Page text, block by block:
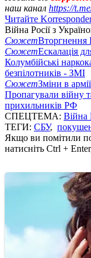
наш канал https://
Читайте
Війна Росії з
СюжетВторгнення
СюжетЕскалація
Колумбійські
безпілотників - ЗМІ
СюжетЗміни в
Пропагували війну
прихильників РФ
СПЕЦТЕМА: Війна
ТЕГИ: СБУ,
Якщо ви помітили
натисніть Ctrl +